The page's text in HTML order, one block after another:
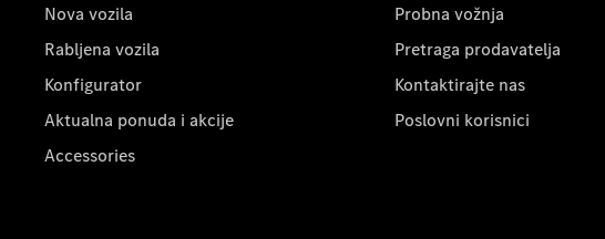
Nova vozila
Rabljena vozila
Konfigurator
Aktualna ponuda i akcije
Accessories
Probna vožnja
Pretraga prodavatelja
Kontaktirajte nas
Poslovni korisnici